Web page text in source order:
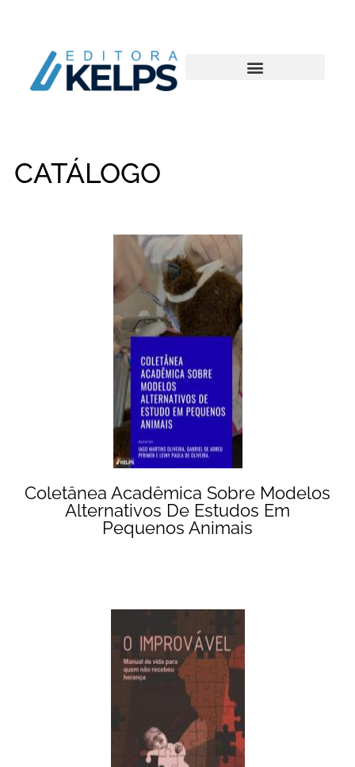
CATÁLOGO
Coletânea Acadêmica Sobre Modelos
Alternativos De Estudos Em
Pequenos Animais